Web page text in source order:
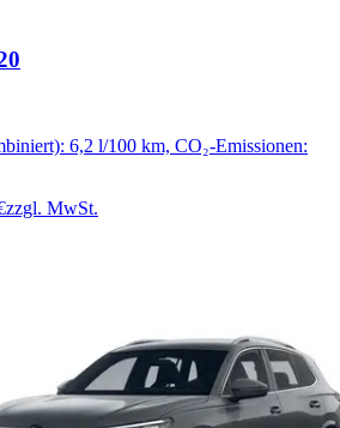
6,2 l/100 km, CO₂-Emissionen:
zzgl. MwSt.